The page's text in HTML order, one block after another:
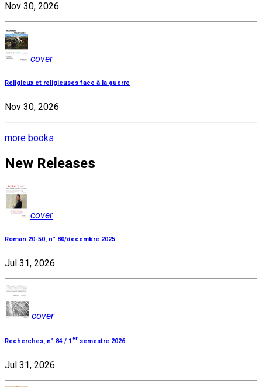
Nov 30, 2026
cover
Religieux et religieuses face à la guerre
Nov 30, 2026
more books
New Releases
cover
Roman 20-50, n° 80/décembre 2025
Jul 31, 2026
cover
Recherches, n° 84 / 1 er semestre 2026
Jul 31, 2026